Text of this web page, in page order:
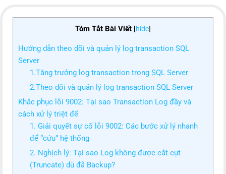
Tóm Tắt Bài Viết [hide]
Hướng dẫn theo dõi và quản lý log transaction SQL
Server
1.Tăng trưởng log transaction trong SQL Server
2.Theo dõi và quản lý log transaction SQL Server
Khắc phục lỗi 9002: Tại sao Transaction Log đầy và
cách xử lý triệt để
1. Giải quyết sự cố lỗi 9002: Các bước xử lý nhanh
để “cứu” hệ thống
2. Nghịch lý: Tại sao Log không được cắt cụt
(Truncate) dù đã Backup?